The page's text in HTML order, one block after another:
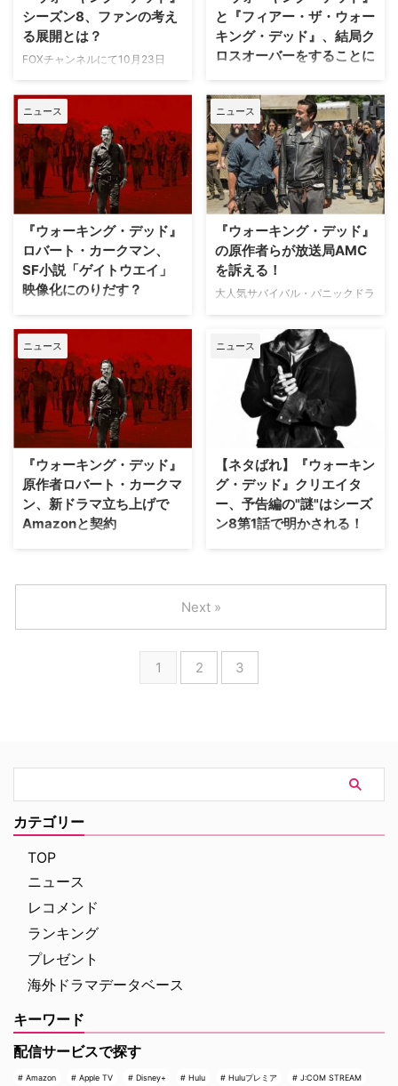
シーズン8、ファンの考え
る展開とは？
FOXチャンネルにて10月23日
する『ウォーキング・デッド』。
いよいよ始まるシーズン8は、原
作コミックの「All Out War」の章
に突入し、リックとニーガンの直
接対決が描かれる予定。ファンの
期待も日々高まっているが、どの
ようなストーリー展開を予想して
いるのだろうか。 【関連記事】
【動画…
と『フィアー・ザ・ウォー
キング・デッド』、結局ク
ロスオーバーをすることに
大人気サバイバル・パニックドラ
マ『ウォーキング・デッド』と、
その前日譚となるスピンオフシリ
ーズ『フィアー・ザ・ウォーキン
グ・デッド』（以下
『FTW』）。これまで「両作の
クロスオーバーはあり得ない」と
いうスタッフの発言が何度も報じ
ーを行うという。米Deadlineな
どが伝えた。 【関連記事】…
ニュース
『ウォーキング・デッド』
ロバート・カークマン、
SF小説「ゲイトウエイ」
映像化にのりだす？
世界中で大ヒット中のパニック・
サバイバル・ドラマ『ウォーキン
グ・デッド』で、原作・製作総指
揮を担っているロバート・カーク
マン。彼の率いる制作会社スカイ
バウンド・エンターテインメント
が、フレデリック・ポール作の
SF小説「ゲイトウエイ」の映像
Varietyが報じた。 【関連記事】
『ウォーキング・デ…
ニュース
『ウォーキング・デッド』
の原作者らが放送局AMC
を訴える！
大人気サバイバル・パニックドラ
作者としても知られるロバート・
カークマンをはじめとする同作の
プロデューサーたちが、その放送
局である米AMCに対して訴えを
起こしたことが明らかとなった。
米Deadlineなどが報じている。
【関連記事】ロバート・カークマ
と契約 …
ニュース
『ウォーキング・デッド』
原作者ロバート・カークマ
ン、新ドラマ立ち上げで
Amazonと契約
世界で大ヒット中のサバイバル・
グ・デッド』の原作者・製作総指
ル局AMCに代わり、Amazon
Studiosと新規プロジェクトを立
ニュース
【ネタばれ】『ウォーキン
グ・デッド』クリエイタ
ー、予告編の"謎"はシーズ
ン8第1話で明かされる！
世界中で大ヒットしているサバイ
ング・デッド』。今秋からいよい
ミコンにて解禁された。この予告
編に映し出されたある謎につい
1 2 3
Next »
カテゴリー
TOP
ニュース
レコメンド
ランキング
プレゼント
海外ドラマデータベース
キーワード
配信サービスで探す
Amazon Apple TV Disney+ Hulu Huluプレミア J:COM STREAM